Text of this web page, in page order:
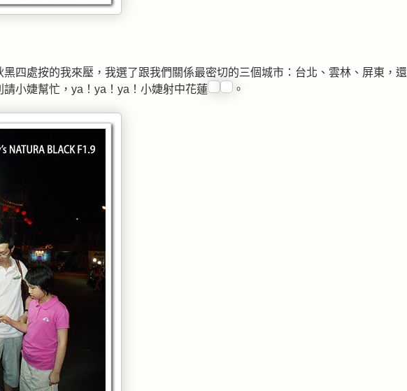
四處按的我來壓，我選了跟我們關係最密切的三個城市：台北、雲林、屏東，還
小婕幫忙，ya！ya！ya！小婕射中花蓮
。